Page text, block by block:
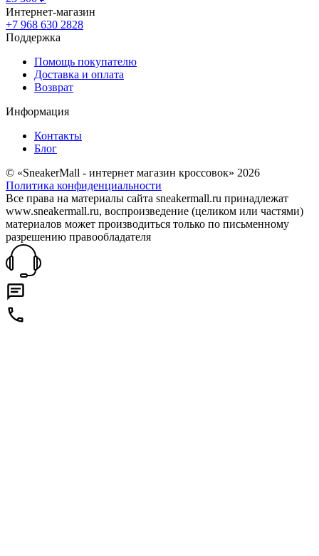
Интернет-магазин
+7 968 630 2828
Поддержка
Помощь покупателю
Доставка и оплата
Возврат
Информация
Контакты
Блог
© «SneakerMall - интернет магазин кроссовок» 2026
Политика конфиденциальности
Все права на материалы сайта sneakermall.ru принадлежат
www.sneakermall.ru, воспроизведение (целиком или частями)
материалов может производиться только по письменному
разрешению правообладателя